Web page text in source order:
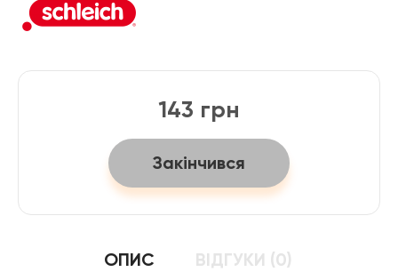
143 грн
Закінчився
ОПИС ВІДГУКИ (0)